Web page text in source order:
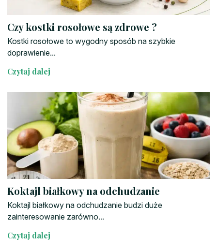
Czy kostki rosołowe są zdrowe ?
Kostki rosołowe to wygodny sposób na szybkie
doprawienie...
Czytaj dalej
Koktajl białkowy na odchudzanie
Koktajl białkowy na odchudzanie budzi duże
zainteresowanie zarówno...
Czytaj dalej